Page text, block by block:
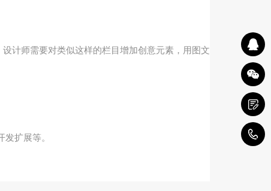
计师需要对类似这样的栏目增加创意元素，用图文
扩展等。